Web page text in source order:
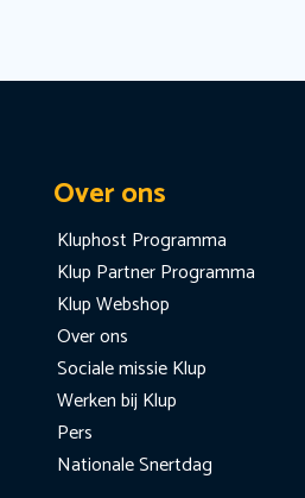
Over ons
Kluphost Programma
Klup Partner Programma
Klup Webshop
Over ons
Sociale missie Klup
Werken bij Klup
Pers
Nationale Snertdag